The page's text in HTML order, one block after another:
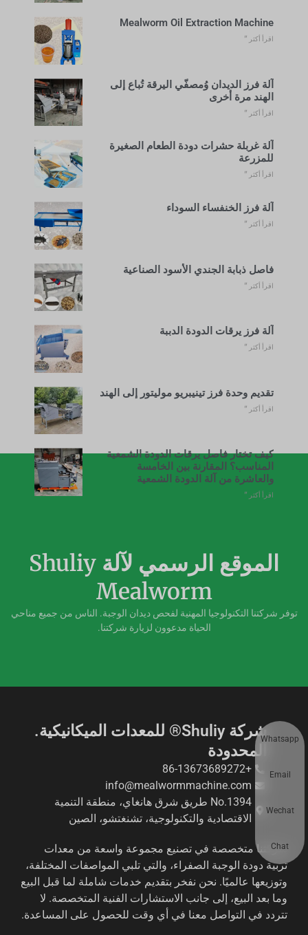
Mealworm Oil Extraction Machine
اقرأ أكثر "
آلة فرز الديدان وُمصفّي اليرقة تُباع إلى
الهند مرة أخرى
اقرأ أكثر "
آلة غربلة حشرات دودة الطعام الصغيرة
للمزرعة
اقرأ أكثر "
آلة فرز الخنفساء السوداء
اقرأ أكثر "
فاصل ذبابة الجندي الأسود الصناعية
اقرأ أكثر "
آلة فرز يرقات الدودة الدببة
اقرأ أكثر "
تقديم وحدة فرز تينيبريو موليتور إلى الهند
اقرأ أكثر "
كيف تختار فاصل يرقات الدودة الشمعية
المناسب؟ المقارنة بين الخامسة
والعاشرة من آلة الدودة الشمعية
اقرأ أكثر "
الموقع الرسمي لآلة Shuliy
Mealworm
توفر شركتنا التكنولوجيا المهنية لفحص ديدان الوجبة. الناس من جميع مناحي
الحياة مدعوون لزيارة شركتنا.
شركة Shuliy® للمعدات الميكانيكية.
المحدودة
+86-13673689272
info@mealwormmachine.com
No.1394 طريق شرق هانغاي، منطقة التنمية
الاقتصادية والتكنولوجية، تشنغتشو، الصين
شركتنا متخصصة في تصنيع مجموعة واسعة من معدات
تربية دودة الوجبة الصفراء، والتي تلبي المواصفات المختلفة،
وتوزيعها عالميًا. نحن نفخر بتقديم خدمات شاملة لما قبل البيع
وما بعد البيع، إلى جانب الاستشارات الفنية المتخصصة. لا
تتردد في التواصل معنا في أي وقت للحصول على المساعدة.
Whatsapp
Email
Wechat
Chat